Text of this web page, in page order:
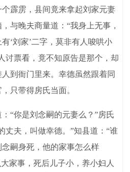
霹雳，县间竟来拿起刘家元妻
与晚夫商量道：“我身上无事，
‘刘家’二字，莫非有人唆哄小
讨票看，竟不知原告是那个，却
到衙门里来。幸德虽然跟着同
只带得房氏当面。
你是刘念嗣的元妻么？”房氏
丈夫，叫做幸德。”知县道：“谁
嗣身死，他的家事怎么样
家事，死后儿子小，养小妇人